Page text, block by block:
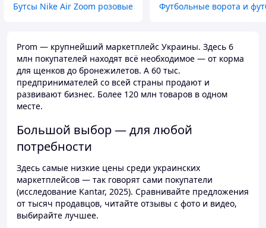
Бутсы Nike Air Zoom розовые Футбольные ворота и
Prom — крупнейший маркетплейс Украины. Здесь 6
млн покупателей находят всё необходимое — от корма
для щенков до бронежилетов. А 60 тыс.
предпринимателей со всей страны продают и
развивают бизнес. Более 120 млн товаров в одном
месте.
Большой выбор — для любой
потребности
Здесь самые низкие цены среди украинских
маркетплейсов — так говорят сами покупатели
(исследование Kantar, 2025). Сравнивайте предложения
от тысяч продавцов, читайте отзывы с фото и видео,
выбирайте лучшее.